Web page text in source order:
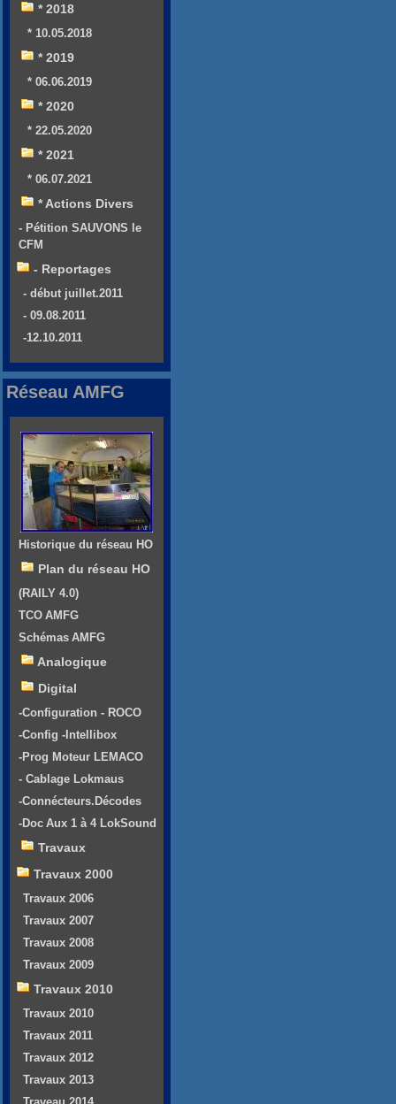
* 2018
* 10.05.2018
* 2019
* 06.06.2019
* 2020
* 22.05.2020
* 2021
* 06.07.2021
* Actions Divers
- Pétition SAUVONS le
CFM
- Reportages
- début juillet.2011
- 09.08.2011
-12.10.2011
Réseau AMFG
Historique du réseau HO
Plan du réseau HO
(RAILY 4.0)
TCO AMFG
Schémas AMFG
Analogique
Digital
-Configuration - ROCO
-Config -Intellibox
-Prog Moteur LEMACO
- Cablage Lokmaus
-Connécteurs.Décodes
-Doc Aux 1 à 4 LokSound
Travaux
Travaux 2000
Travaux 2006
Travaux 2007
Travaux 2008
Travaux 2009
Travaux 2010
Travaux 2010
Travaux 2011
Travaux 2012
Travaux 2013